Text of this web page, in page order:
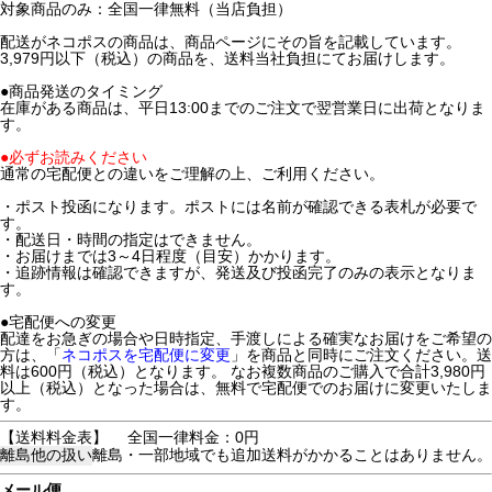
対象商品のみ：全国一律無料（当店負担）
配送がネコポスの商品は、商品ページにその旨を記載しています。
3,979円以下（税込）の商品を、送料当社負担にてお届けします。
●商品発送のタイミング
在庫がある商品は、平日13:00までのご注文で翌営業日に出荷となりま
す。
●必ずお読みください
通常の宅配便との違いをご理解の上、ご利用ください。
・ポスト投函になります。ポストには名前が確認できる表札が必要で
す。
・配送日・時間の指定はできません。
・お届けまでは3～4日程度（目安）かかります。
・追跡情報は確認できますが、発送及び投函完了のみの表示となりま
す。
●宅配便への変更
配達をお急ぎの場合や日時指定、手渡しによる確実なお届けをご希望の
方は、「ネコポスを宅配便に変更 」を商品と同時にご注文ください。送
料は600円（税込）となります。 なお複数商品のご購入で合計3,980円
以上（税込）となった場合は、無料で宅配便でのお届けに変更いたしま
す。
【送料料金表】
全国一律料金：0円
離島他の扱い離島・一部地域でも追加送料がかかることはありません。